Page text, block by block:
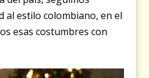
al estilo colombiano, en el
esas costumbres con